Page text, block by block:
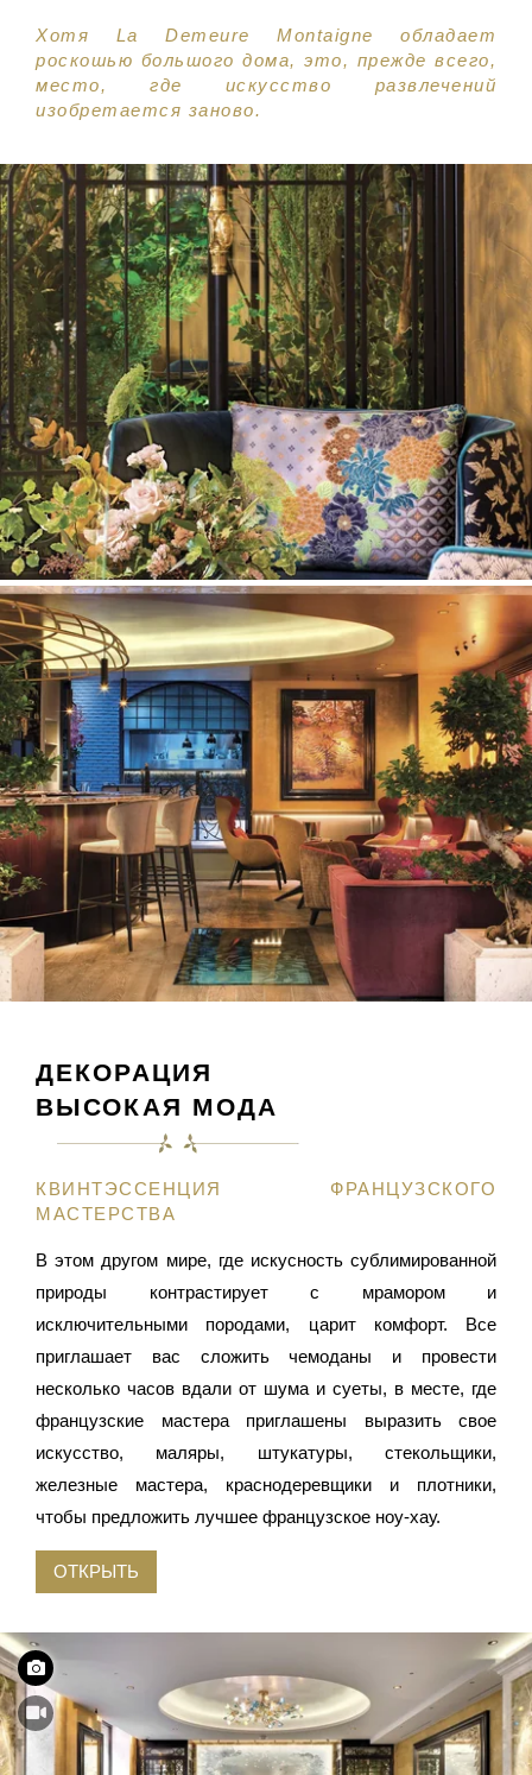
Хотя La Demeure Montaigne обладает
роскошью большого дома, это, прежде всего,
место, где искусство развлечений
изобретается заново.
ДЕКОРАЦИЯ
ВЫСОКАЯ МОДА
КВИНТЭССЕНЦИЯ ФРАНЦУЗСКОГО
МАСТЕРСТВА
В этом другом мире, где искусность сублимированной
природы контрастирует с мрамором и
исключительными породами, царит комфорт. Все
приглашает вас сложить чемоданы и провести
несколько часов вдали от шума и суеты, в месте, где
французские мастера приглашены выразить свое
искусство, маляры, штукатуры, стекольщики,
железные мастера, краснодеревщики и плотники,
чтобы предложить лучшее французское ноу-хау.
ОТКРЫТЬ